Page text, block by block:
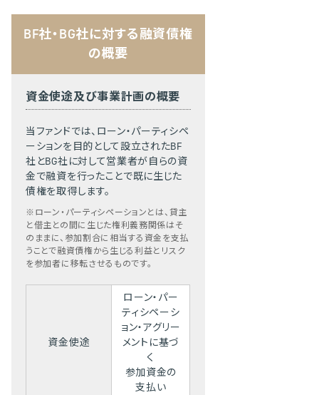
BF社・BG社に対する融資債権
の概要
資金使途及び事業計画の概要
当ファンドでは、ローン・パーティシペ
ーションを目的として設立されたBF
社とBG社に対して営業者が自らの資
金で融資を行ったことで既に生じた
債権を取得します。
※ローン・パーティシペーションとは、貸主
と借主との間に生じた権利義務関係はそ
のままに、参加割合に相当する資金を支払
うことで融資債権から生じる利益とリスク
を参加者に移転させるものです。
資金使途
ローン・パー
ティシペーシ
ョン・アグリー
メントに基づ
く
参加資金の
支払い